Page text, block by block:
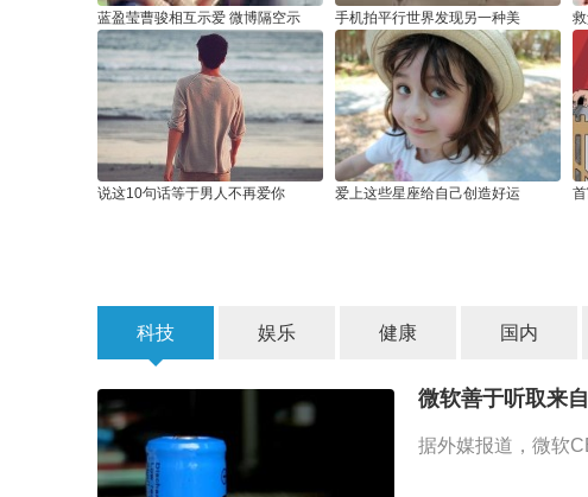
蓝盈莹曹骏相互示爱 微博隔空示 手机拍平行世界发现另一种美
说这10句话等于男人不再爱你 爱上这些星座给自己创造好运
科技 娱乐 健康 国内
微软善于听取来
据外媒报道，微软